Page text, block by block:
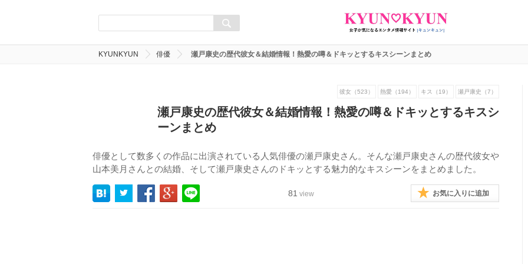
KYUNKYUN 俳優 瀬戸康史の歴代彼女＆結婚情報！熱愛の噂＆ドキッとするキスシーンまとめ
彼女（523） 熱愛（194） キス（19） 瀬戸康史（7）
瀬戸康史の歴代彼女＆結婚情報！熱愛の噂＆ドキッとするキスシ
ーンまとめ
俳優として数多くの作品に出演されている人気俳優の瀬戸康史さん。そんな瀬戸康史さんの歴代彼女や
山本美月さんとの結婚、そして瀬戸康史さんのドキッとする魅力的なキスシーンをまとめました。
81 view お気に入りに追加